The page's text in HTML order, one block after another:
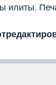
илиты.